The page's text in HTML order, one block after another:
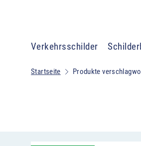
Verkehrsschilder
Startseite Produkte